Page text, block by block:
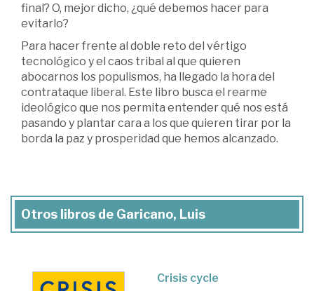
final? O, mejor dicho, ¿qué debemos hacer para
evitarlo?
Para hacer frente al doble reto del vértigo
tecnológico y el caos tribal al que quieren
abocarnos los populismos, ha llegado la hora del
contrataque liberal. Este libro busca el rearme
ideológico que nos permita entender qué nos está
pasando y plantar cara a los que quieren tirar por la
borda la paz y prosperidad que hemos alcanzado.
Otros libros de Garicano, Luis
Crisis cycle